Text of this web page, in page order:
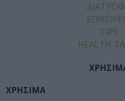
TIPS
HEALTH
ΧΡΗΣΙΜΑ